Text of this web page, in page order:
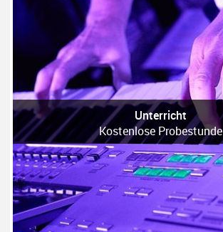
Unterricht
Kostenlose Probestunde